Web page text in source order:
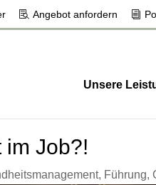
Angebot anfordern
Unsere
im Job?!
, Führung,